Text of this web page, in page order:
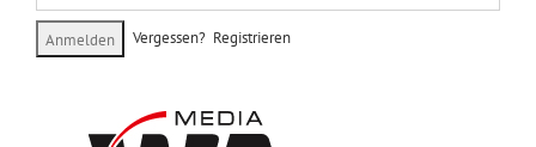
Vergessen? Registrieren